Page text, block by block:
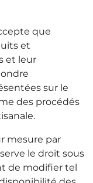
que
et
et leur
sur le
des procédés
mesure par
le droit sous
de modifier tel